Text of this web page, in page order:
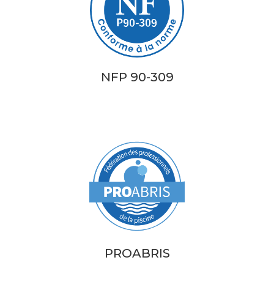
NFP 90-309
PROABRIS